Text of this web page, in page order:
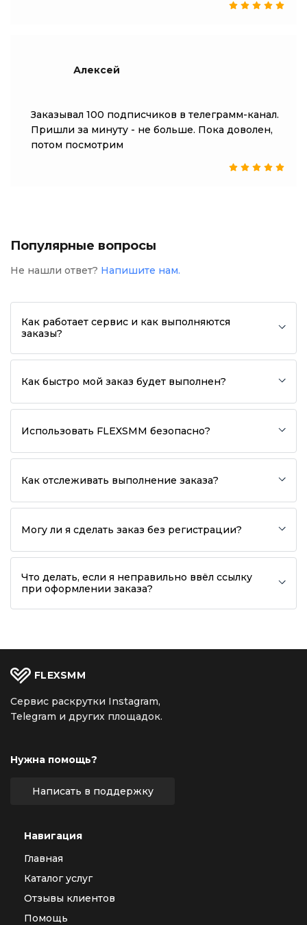
Алексей
Заказывал 100 подписчиков в телеграмм-канал.
Пришли за минуту - не больше. Пока доволен,
потом посмотрим
Популярные вопросы
Не нашли ответ? Напишите нам.
Как работает сервис и как выполняются
заказы?
Как быстро мой заказ будет выполнен?
Использовать FLEXSMM безопасно?
Как отслеживать выполнение заказа?
Могу ли я сделать заказ без регистрации?
Что делать, если я неправильно ввёл ссылку
при оформлении заказа?
FLEXSMM
Сервис раскрутки Instagram,
Telegram и других площадок.
Нужна помощь?
Написать в поддержку
Навигация
Главная
Каталог услуг
Отзывы клиентов
Помощь